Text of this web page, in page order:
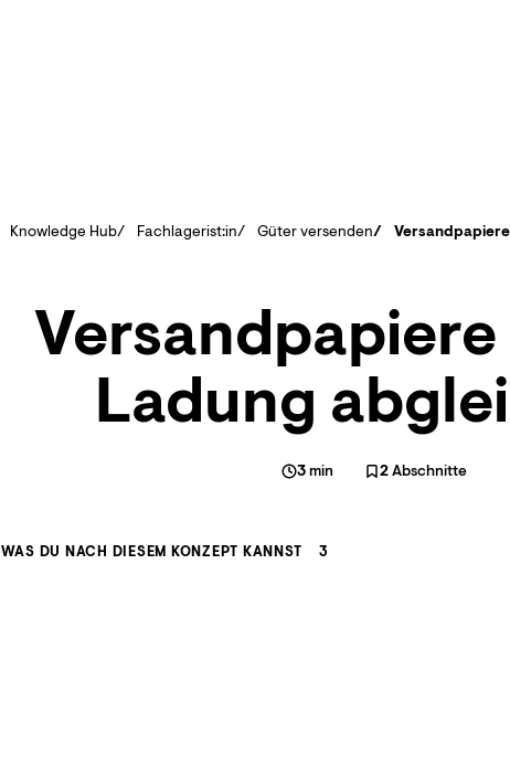
Knowledge Hub Fachlagerist:in Güter versenden
Ladung
3min 2Abschnitte
WAS DU NACH DIESEM KONZEPT KANNST 3